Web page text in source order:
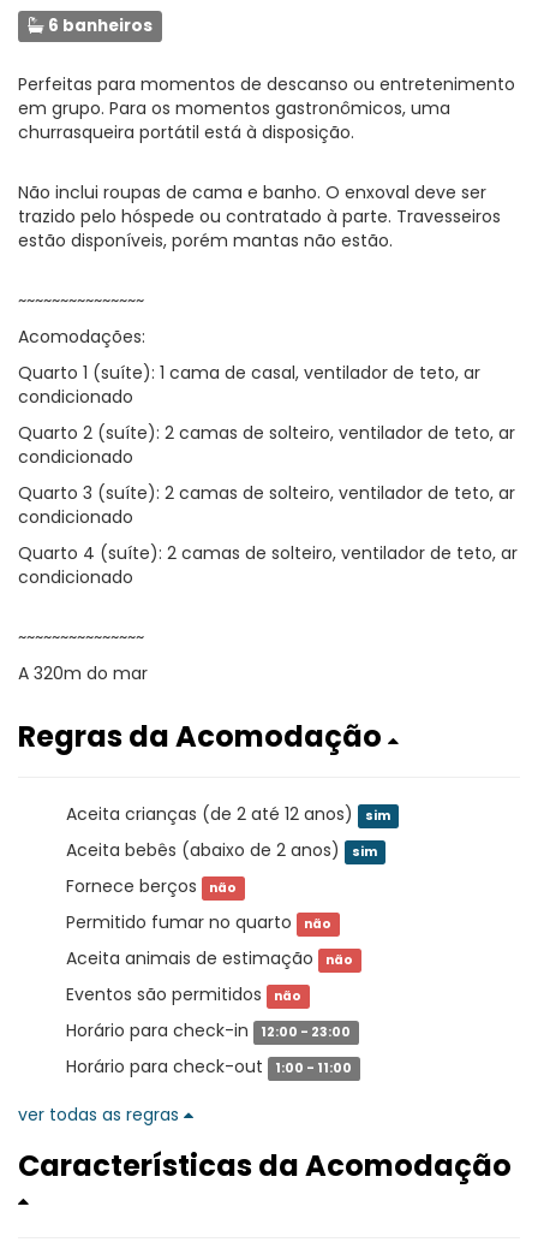
6 banheiros
Perfeitas para momentos de descanso ou entretenimento
em grupo. Para os momentos gastronômicos, uma
churrasqueira portátil está à disposição.
Não inclui roupas de cama e banho. O enxoval deve ser
trazido pelo hóspede ou contratado à parte. Travesseiros
estão disponíveis, porém mantas não estão.
~~~~~~~~~~~~~~~
Acomodações:
Quarto 1 (suíte): 1 cama de casal, ventilador de teto, ar
condicionado
Quarto 2 (suíte): 2 camas de solteiro, ventilador de teto, ar
condicionado
Quarto 3 (suíte): 2 camas de solteiro, ventilador de teto, ar
condicionado
Quarto 4 (suíte): 2 camas de solteiro, ventilador de teto, ar
condicionado
~~~~~~~~~~~~~~~
A 320m do mar
Regras da Acomodação
Aceita crianças (de 2 até 12 anos) sim
Aceita bebês (abaixo de 2 anos) sim
Fornece berços não
Permitido fumar no quarto não
Aceita animais de estimação não
Eventos são permitidos não
Horário para check-in 12:00 - 23:00
Horário para check-out 1:00 - 11:00
ver todas as regras
Características da Acomodação